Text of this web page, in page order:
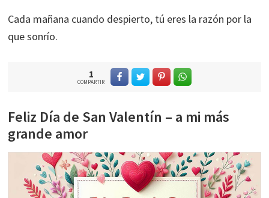
Cada mañana cuando despierto, tú eres la razón por la
que sonrío.
1
COMPARTIR
Feliz Día de San Valentín – a mi más
grande amor